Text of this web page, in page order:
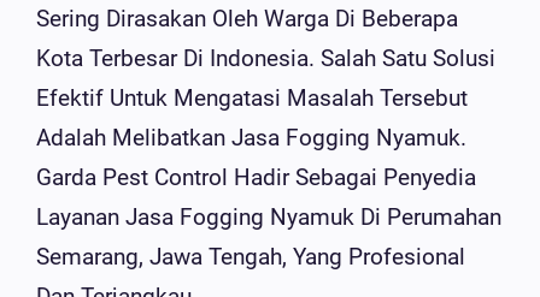
Sering Dirasakan Oleh Warga Di Beberapa
Kota Terbesar Di Indonesia. Salah Satu Solusi
Efektif Untuk Mengatasi Masalah Tersebut
Adalah Melibatkan Jasa Fogging Nyamuk.
Garda Pest Control Hadir Sebagai Penyedia
Layanan Jasa Fogging Nyamuk Di Perumahan
Semarang, Jawa Tengah, Yang Profesional